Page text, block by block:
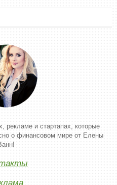
рекламе и стартапах, которые
о финансовом мире от Елены